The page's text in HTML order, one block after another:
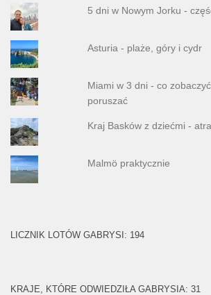
5 dni w Nowym Jorku -
Asturia - plaże, góry i cydr
Miami w 3 dni - co
poruszać
Kraj Basków z dziećmi -
Malmö praktycznie
LICZNIK LOTÓW GABRYSI: 194
KRAJE, KTÓRE ODWIEDZIŁA GABRYSIA: 31